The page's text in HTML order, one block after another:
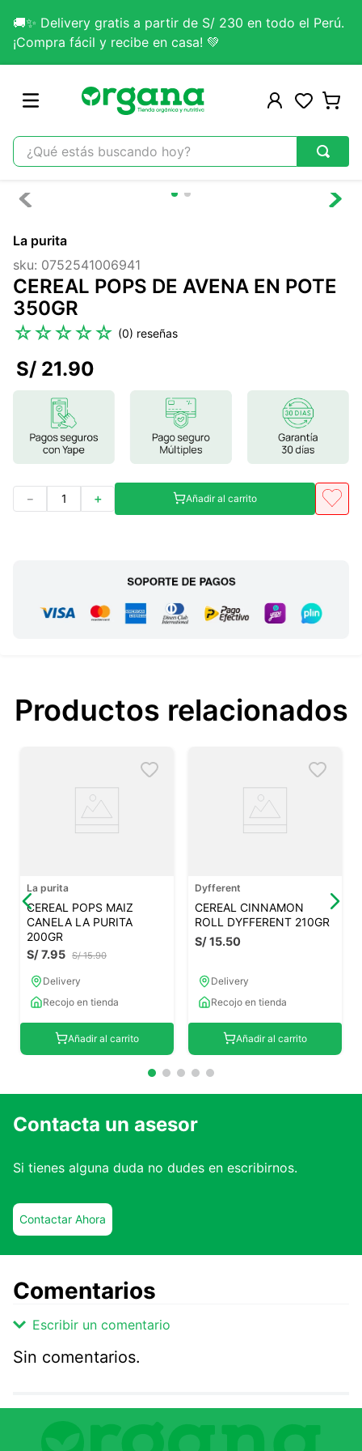
🚚✨ Delivery gratis a partir de S/ 230 en todo el Perú.
¡Compra fácil y recibe en casa! 💚
¿Qué estás buscando hoy?
TÉRMINOS MÁS BUSCADOS
2.
citrato magnesio
3.
colageno
4.
kefir
5 .
glicinato magnesio
magnesio
9.
stevia
La purita
sku: 0752541006941
CEREAL POPS DE AVENA EN POTE
350GR
☆☆☆☆☆ (0)
S/ 21.90
＋
－ Añadir al carrito
Productos relacionados
La purita
CEREAL POPS MAIZ
CANELA LA PURITA
200GR
S/ 15.90
S/7.95
Delivery
Recojo en tienda
Añadir al carrito
Dyfferent
CEREAL CINNAMON
ROLL DYFFERENT 210GR
S/15.50
Delivery
Recojo en tienda
Añadir al carrito
Contacta un asesor
Si tienes alguna duda no dudes en escribirnos.
Contactar Ahora
Comentarios
Escribir un comentario
Comentario
Sin comentarios.